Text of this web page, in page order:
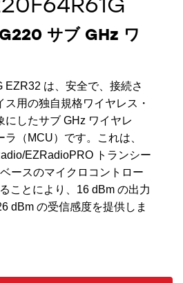
サブ GHz ワ
EZR32 は、安全で、接続さ
用の独自規格ワイヤレス・
にしたサブ GHz ワイヤレ
（MCU）です。これは、
EZRadioPRO トランシー
ースのマイクロコントロー
ことにより、16 dBm の出力
dBm の受信感度を提供しま
、これらの機能によりバッ
ョンに最適なソリューション